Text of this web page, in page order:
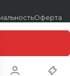
Оферта